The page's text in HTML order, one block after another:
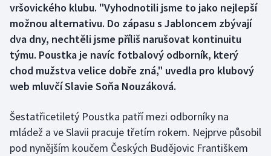
Dostihy
Florbal
Futsal
Gymnastika
vršovického klubu. "Vyhodnotili jsme to jako nejlepší
možnou alternativu. Do zápasu s Jabloncem zbývají
dva dny, nechtěli jsme příliš narušovat kontinuitu
týmu. Poustka je navíc fotbalový odborník, který
chod mužstva velice dobře zná," uvedla pro klubový
web mluvčí Slavie Soňa Nouzáková.
Šestatřicetiletý Poustka patří mezi odborníky na
mládež a ve Slavii pracuje třetím rokem. Nejprve působil
pod nynějším koučem Českých Budějovic Františkem